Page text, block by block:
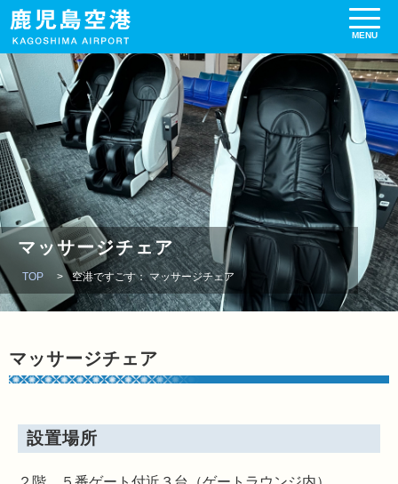
マッサージチェア
TOP 空港ですごす： マッサージチェア
マッサージチェア
設置場所